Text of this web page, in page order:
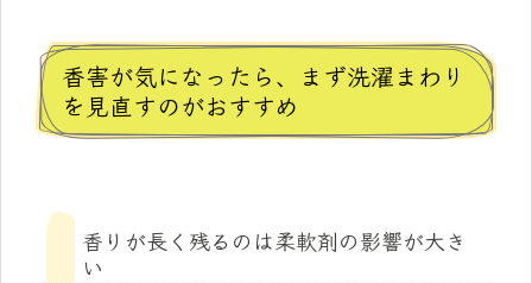
香害が気になったら、まず洗濯まわり
を見直すのがおすすめ
香りが長く残るのは柔軟剤の影響が大き
い